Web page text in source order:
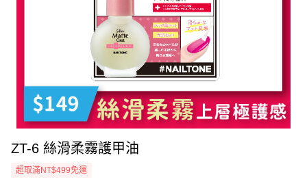
ZT-6 絲滑柔霧護甲油
超取滿NT$499免運